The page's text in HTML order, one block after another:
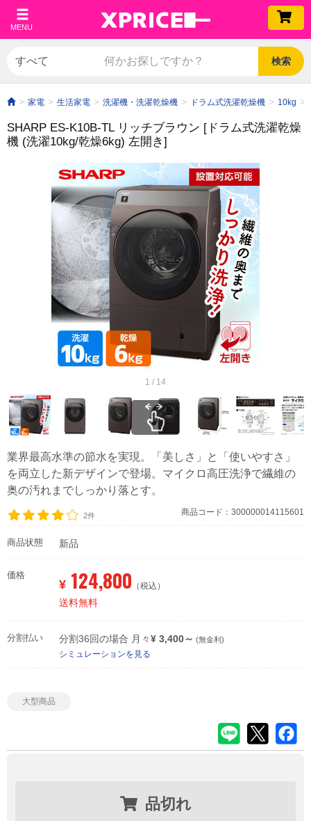
MENU
検索
家電 生活家電 洗濯機・洗濯乾燥機 ドラム式洗濯乾燥機 10kg
SHARP ES-K10B-TL リッチブラウン [ドラム式洗濯乾燥
機 (洗濯10kg/乾燥6kg) 左開き]
1 / 14
業界最高水準の節水を実現。「美しさ」と「使いやすさ」
を両立した新デザインで登場。マイクロ高圧洗浄で繊維の
奥の汚れまでしっかり落とす。
2件 商品コード：300000014115601
商品状態 新品
価格
¥ 124,800 （税込）
送料無料
分割払い 分割36回の場合 月々¥ 3,400～ (無金利)
シミュレーションを見る
大型商品
品切れ